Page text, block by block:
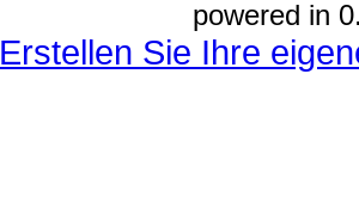
powered in
Erstellen Sie Ihre